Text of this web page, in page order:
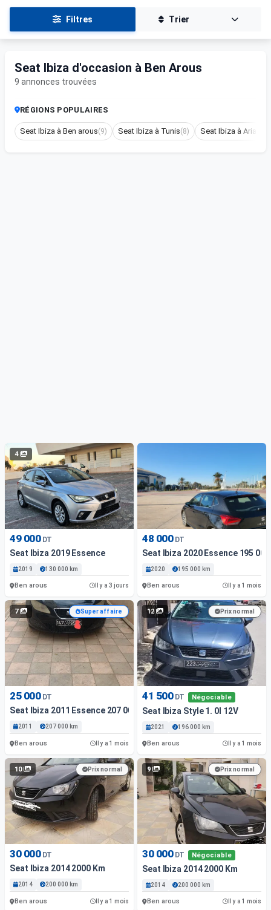
Filtres Trier
Seat Ibiza d'occasion à Ben Arous
9 annonces trouvées
RÉGIONS POPULAIRES
Seat Ibiza à Ben arous(9) Seat Ibiza à Tunis(8) Seat Ibiza à Ariana
4
49 000 DT
Seat Ibiza 2019 Essence
2019 130 000 km
Ben arous Il y a 3 jours
48 000 DT
Seat Ibiza 2020 Essence 195
2020 195 000 km
Ben arous Il y a 1 mois
7 Super affaire
25 000 DT
Seat Ibiza 2011 Essence 207 000 Km Ben Arous
2011 207 000 km
Ben arous Il y a 1 mois
12 Prix normal
41 500 DT Négociable
Seat Ibiza Style 1. 0I 12V
2021 196 000 km
Ben arous Il y a 1 mois
10 Prix normal
30 000 DT
Seat Ibiza 2014 2000 Km
2014 200 000 km
Ben arous Il y a 1 mois
9 Prix normal
30 000 DT Négociable
Seat Ibiza 2014 2000 Km
2014 200 000 km
Ben arous Il y a 1 mois